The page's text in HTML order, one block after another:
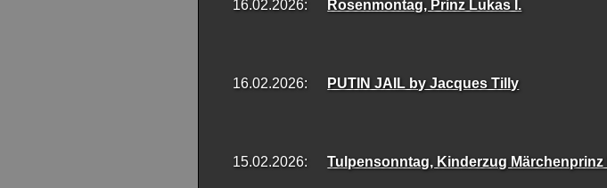
16.02.2026: Rosenmontag, Prinz Lukas I.
16.02.2026: PUTIN JAIL by Jacques Tilly
15.02.2026: Tulpensonntag, Kinderzug Märchenprinz